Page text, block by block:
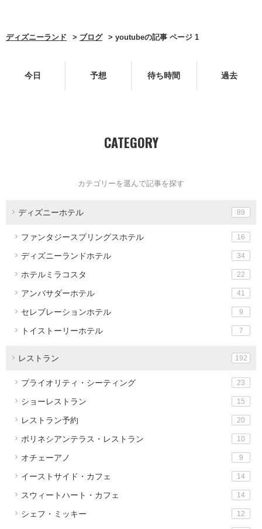
ディズニーランド ブログ youtubeの記事 ページ 1
今日 予想 待ち時間 過去
CATEGORY
カテゴリーを選んで記事を探す
ディズニーホテル 89
ファンタジースプリングスホテル 16
ディズニーランドホテル 34
ホテルミラコスタ 22
アンバサダーホテル 41
セレブレーションホテル 9
トイストーリーホテル 7
レストラン 192
プライオリティ・シーティング 23
ショーレストラン 15
レストラン予約 20
ポリネシアンテラス・レストラン 10
オチェーアノ 9
イーストサイド・カフェ 14
スウィートハート・カフェ 14
シェフ・ミッキー 12